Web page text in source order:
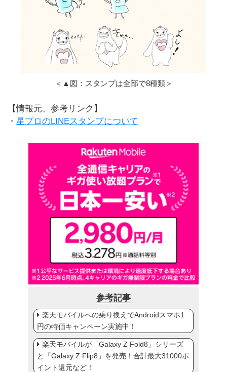
＜▲図：スタンプは全部で8種類＞
【情報元、参考リンク】
・ 星プロのLINEスタンプについて
参考記事
楽天モバイルへの乗り換えでAndroidスマホ1
円の特価キャンペーン実施中！
楽天モバイルが「Galaxy Z Fold8」シリーズ
と「Galaxy Z Flip8」を発売！合計最大31000ポ
イント還元など！